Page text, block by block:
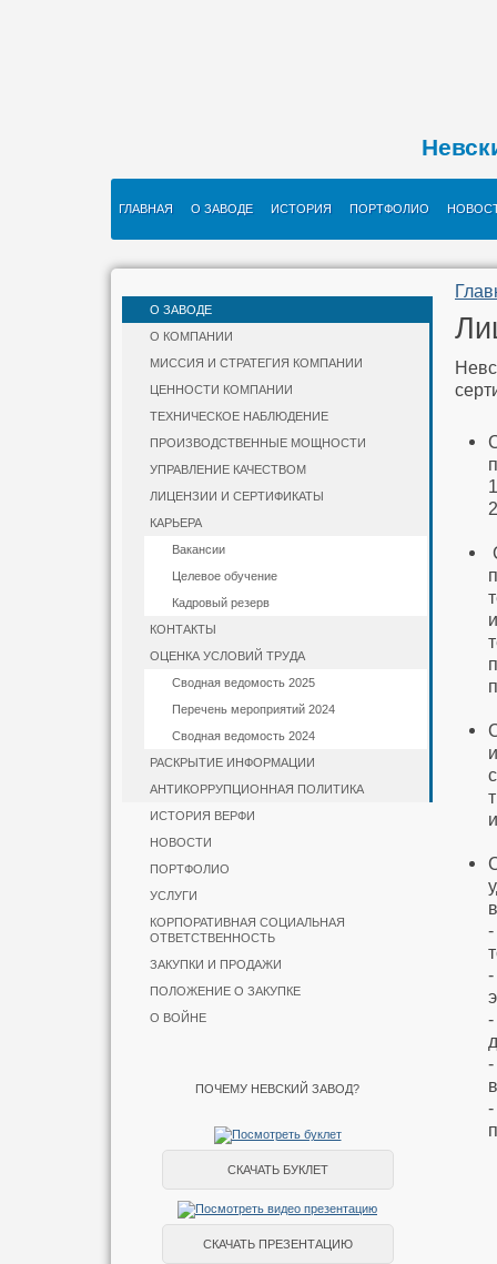
ГЛАВНАЯ О ЗАВОДЕ ИСТОРИЯ ПОРТФОЛИО
О ЗАВОДЕ
О КОМПАНИИ
МИССИЯ И СТРАТЕГИЯ КОМПАНИИ
ЦЕННОСТИ КОМПАНИИ
ТЕХНИЧЕСКОЕ НАБЛЮДЕНИЕ
ПРОИЗВОДСТВЕННЫЕ МОЩНОСТИ
УПРАВЛЕНИЕ КАЧЕСТВОМ
ЛИЦЕНЗИИ И СЕРТИФИКАТЫ
КАРЬЕРА
Вакансии
Целевое обучение
Кадровый резерв
КОНТАКТЫ
ОЦЕНКА УСЛОВИЙ ТРУДА
Сводная ведомость 2025
Перечень мероприятий 2024
Сводная ведомость 2024
РАСКРЫТИЕ ИНФОРМАЦИИ
АНТИКОРРУПЦИОННАЯ ПОЛИТИКА
ИСТОРИЯ ВЕРФИ
НОВОСТИ
ПОРТФОЛИО
УСЛУГИ
КОРПОРАТИВНАЯ СОЦИАЛЬНАЯ
ОТВЕТСТВЕННОСТЬ
ЗАКУПКИ И ПРОДАЖИ
ПОЛОЖЕНИЕ О ЗАКУПКЕ
О ВОЙНЕ
ПОЧЕМУ НЕВСКИЙ ЗАВОД?
СКАЧАТЬ БУКЛЕТ
СКАЧАТЬ ПРЕЗЕНТАЦИЮ